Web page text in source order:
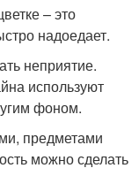
– это
надоедает.
неприятие.
используют
фоном.
предметами
можно сделать